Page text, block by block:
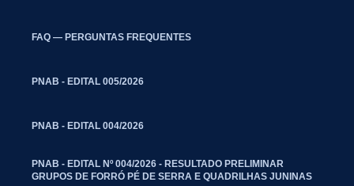
FAQ — PERGUNTAS FREQUENTES
PNAB - EDITAL 005/2026
PNAB - EDITAL 004/2026
PNAB - EDITAL Nº 004/2026 - RESULTADO PRELIMINAR
GRUPOS DE FORRÓ PÉ DE SERRA E QUADRILHAS JUNINAS